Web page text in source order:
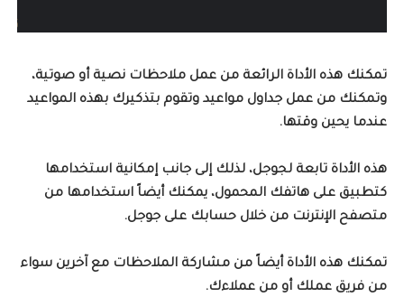
تمكنك هذه الأداة الرائعة من عمل ملاحظات نصية أو صوتية،
وتمكنك من عمل جداول مواعيد وتقوم بتذكيرك بهذه المواعيد
عندما يحين وقتها.
هذه الأداة تابعة لجوجل، لذلك إلى جانب إمكانية استخدامها
كتطبيق على هاتفك المحمول، يمكنك أيضاً استخدامها من
متصفح الإنترنت من خلال حسابك على جوجل.
تمكنك هذه الأداة أيضاً من مشاركة الملاحظات مع آخرين سواء
من فريق عملك أو من عملاءك.